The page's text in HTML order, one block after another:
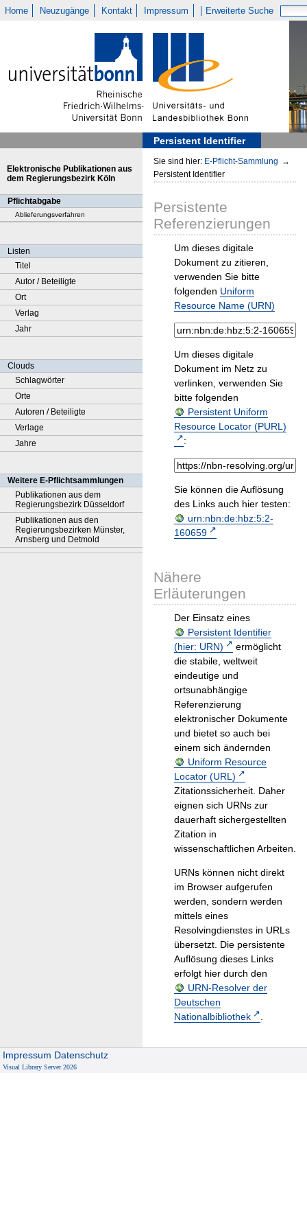
Home Neuzugänge Kontakt Impressum Erweiterte Suche
Persistent Identifier
Elektronische Publikationen aus
dem Regierungsbezirk Köln
Pflichtabgabe
Ablieferungsverfahren
Listen
Titel
Autor / Beteiligte
Ort
Verlag
Jahr
Clouds
Schlagwörter
Orte
Autoren / Beteiligte
Verlage
Jahre
Weitere E-Pflichtsammlungen
Publikationen aus dem
Regierungsbezirk Düsseldorf
Publikationen aus den
Regierungsbezirken Münster,
Arnsberg und Detmold
Sie sind hier: E-Pflicht-Sammlung →
Persistent Identifier
Persistente
Referenzierungen
Um dieses digitale
Dokument zu zitieren,
verwenden Sie bitte
folgenden Uniform
Resource Name (URN)
Um dieses digitale
Dokument im Netz zu
verlinken, verwenden Sie
bitte folgenden
Persistent Uniform
Resource Locator (PURL)
:
Sie können die Auflösung
des Links auch hier testen:
urn:nbn:de:hbz:5:2-
160659
Nähere
Erläuterungen
Der Einsatz eines
Persistent Identifier
(hier: URN)
ermöglicht
die stabile, weltweit
eindeutige und
ortsunabhängige
Referenzierung
elektronischer Dokumente
und bietet so auch bei
einem sich ändernden
Uniform Resource
Locator (URL)
Zitationssicherheit. Daher
eignen sich URNs zur
dauerhaft sichergestellten
Zitation in
wissenschaftlichen Arbeiten.
URNs können nicht direkt
im Browser aufgerufen
werden, sondern werden
mittels eines
Resolvingdienstes in URLs
übersetzt. Die persistente
Auflösung dieses Links
erfolgt hier durch den
URN-Resolver der
Deutschen
Nationalbibliothek
.
Impressum Datenschutz
Visual Library Server 2026